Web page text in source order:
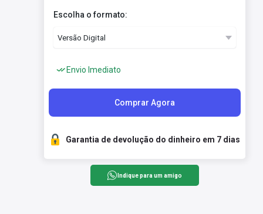
Escolha o formato:
Envio Imediato
Comprar Agora
Garantia de devolução do dinheiro em 7 dias
Indique para um amigo